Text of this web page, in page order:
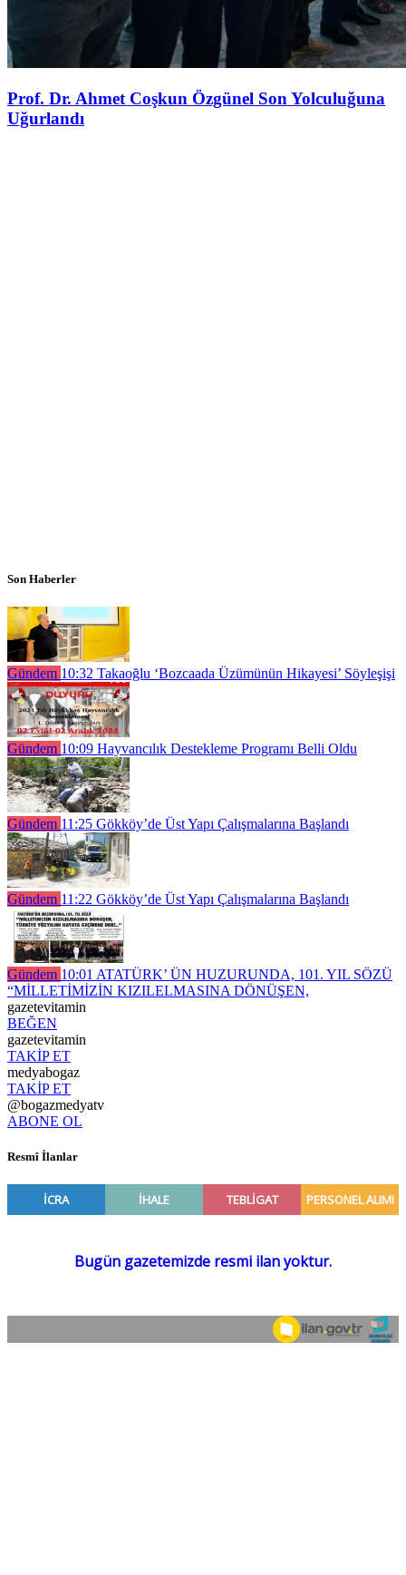
Prof. Dr. Ahmet Coşkun Özgünel Son Yolculuğuna
Uğurlandı
Son Haberler
Gündem 10:32 Takaoğlu ‘Bozcaada Üzümünün Hikayesi’ Söyleşişi
Gündem 10:09 Hayvancılık Destekleme Programı Belli Oldu
Gündem 11:25 Gökköy’de Üst Yapı Çalışmalarına Başlandı
Gündem 11:22 Gökköy’de Üst Yapı Çalışmalarına Başlandı
Gündem 10:01 ATATÜRK’ ÜN HUZURUNDA, 101. YIL SÖZÜ
“MİLLETİMİZİN KIZILELMASINA DÖNÜŞEN,
gazetevitamin
BEĞEN
gazetevitamin
TAKİP ET
medyabogaz
TAKİP ET
@bogazmedyatv
ABONE OL
Resmî İlanlar